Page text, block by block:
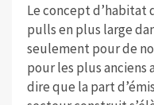
Le concept d’habitat
pulls en plus large
seulement pour de
pour les plus anciens
dire que la part